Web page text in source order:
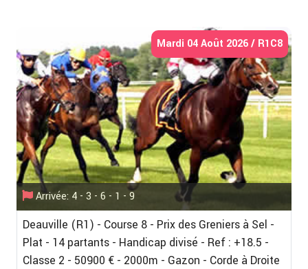
Mardi 04 Août 2026 / R1C8
Arrivée: 4 - 3 - 6 - 1 - 9
Deauville (R1) - Course 8 - Prix des Greniers à Sel -
Plat - 14 partants - Handicap divisé - Ref : +18.5 -
Classe 2 - 50900 € - 2000m - Gazon - Corde à Droite